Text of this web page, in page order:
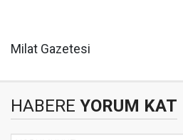
Milat Gazetesi
HABERE YORUM KAT